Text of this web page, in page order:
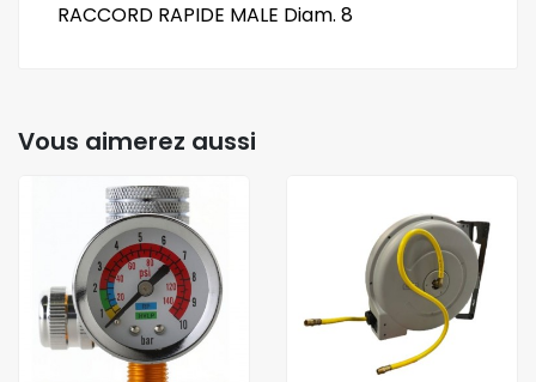
RACCORD RAPIDE MALE Diam. 8
Vous aimerez aussi